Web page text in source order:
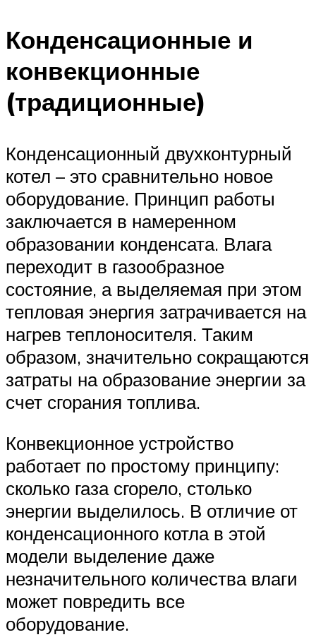
Конденсационные и
конвекционные
(традиционные)
Конденсационный двухконтурный
котел – это сравнительно новое
оборудование. Принцип работы
заключается в намеренном
образовании конденсата. Влага
переходит в газообразное
состояние, а выделяемая при этом
тепловая энергия затрачивается на
нагрев теплоносителя. Таким
образом, значительно сокращаются
затраты на образование энергии за
счет сгорания топлива.
Конвекционное устройство
работает по простому принципу:
сколько газа сгорело, столько
энергии выделилось. В отличие от
конденсационного котла в этой
модели выделение даже
незначительного количества влаги
может повредить все
оборудование.